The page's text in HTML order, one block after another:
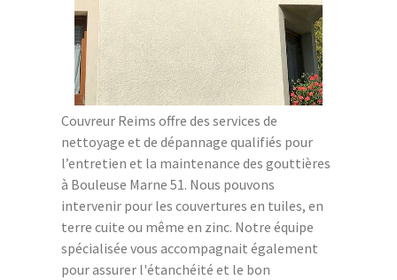
Couvreur Reims offre des services de
nettoyage et de dépannage qualifiés pour
l’entretien et la maintenance des gouttières
à Bouleuse Marne 51. Nous pouvons
intervenir pour les couvertures en tuiles, en
terre cuite ou même en zinc. Notre équipe
spécialisée vous accompagnait également
pour assurer l'étanchéité et le bon